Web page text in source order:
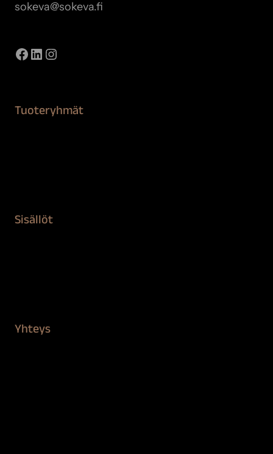
sokeva@sokeva.fi
Facebook
LinkedIn
Instagram
Tuoteryhmät
Sisällöt
Yhteys